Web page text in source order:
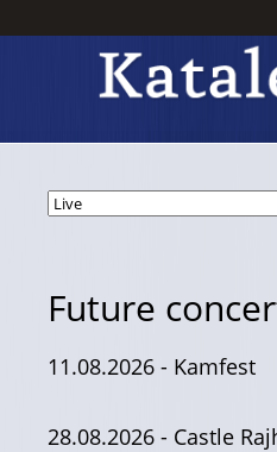
Future
11.08.2026 - Kamfest
28.08.2026 - Castle